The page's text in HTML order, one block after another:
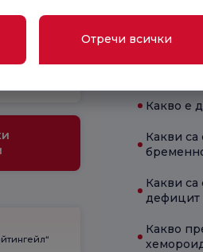
за
Текущо
Какво е
Какви са
Какви са
дефицит
Какво
Отречи всички